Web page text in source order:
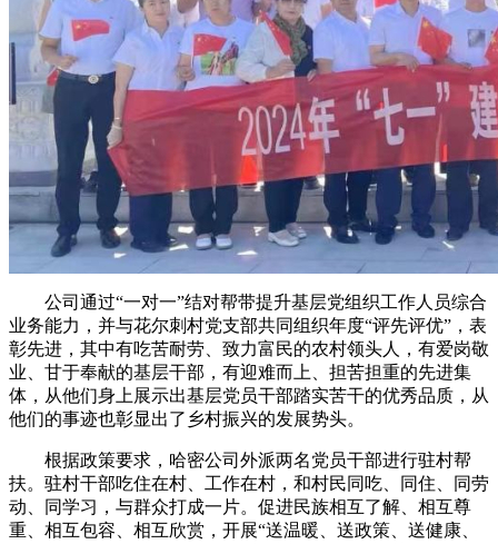
公司通过“一对一”结对帮带提升基层党组织工作人员综合
业务能力，并与花尔刺村党支部共同组织年度“评先评优”，表
彰先进，其中有吃苦耐劳、致力富民的农村领头人，有爱岗敬
业、甘于奉献的基层干部，有迎难而上、担苦担重的先进集
体，从他们身上展示出基层党员干部踏实苦干的优秀品质，从
他们的事迹也彰显出了乡村振兴的发展势头。
根据政策要求，哈密公司外派两名党员干部进行驻村帮
扶。驻村干部吃住在村、工作在村，和村民同吃、同住、同劳
动、同学习，与群众打成一片。促进民族相互了解、相互尊
重、相互包容、相互欣赏，开展“送温暖、送政策、送健康、